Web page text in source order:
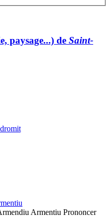
paysage...) de Saint-
Armentiu Prononcer